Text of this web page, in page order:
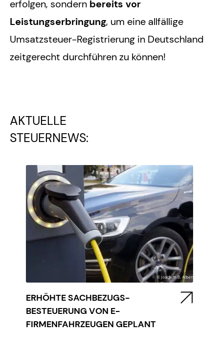
erfolgen, sondern bereits vor
Leistungserbringung, um eine allfällige
Umsatzsteuer-Registrierung in Deutschland
zeitgerecht durchführen zu können!
AKTUELLE
STEUERNEWS:
ERHÖHTE SACHBEZUGS-
BESTEUERUNG VON E-
FIRMENFAHRZEUGEN GEPLANT